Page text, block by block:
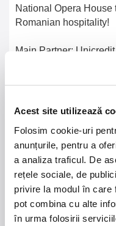
Acest site utilizează
Folosim cookie-uri
anunțurile, pentru a
a analiza traficul. De
rețele sociale, de
privire la modul în care
pot combina cu alte
în urma folosirii
National Opera
Romanian hospitality!
Main Partner:
NOSTALGIA Litoral